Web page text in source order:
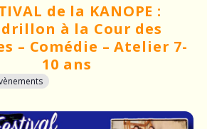
de la KANOPE :
à la Cour des
– Comédie – Atelier 7-
10 ans